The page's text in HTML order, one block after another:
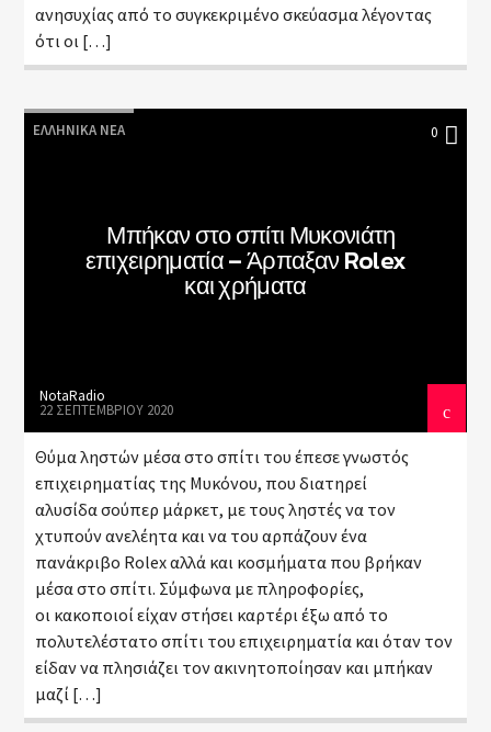
ανησυχίας από το συγκεκριμένο σκεύασμα λέγοντας
ότι οι […]
ΕΛΛΗΝΙΚΆ ΝΈΑ 0
Μπήκαν στο σπίτι Μυκονιάτη
επιχειρηματία – Άρπαξαν Rolex
και χρήματα
NotaRadio
22 ΣΕΠΤΕΜΒΡΊΟΥ 2020
Θύμα ληστών μέσα στο σπίτι του έπεσε γνωστός
επιχειρηματίας της Μυκόνου, που διατηρεί
αλυσίδα σούπερ μάρκετ, με τους ληστές να τον
χτυπούν ανελέητα και να του αρπάζουν ένα
πανάκριβο Rolex αλλά και κοσμήματα που βρήκαν
μέσα στο σπίτι. Σύμφωνα με πληροφορίες,
οι κακοποιοί είχαν στήσει καρτέρι έξω από το
πολυτελέστατο σπίτι του επιχειρηματία και όταν τον
είδαν να πλησιάζει τον ακινητοποίησαν και μπήκαν
μαζί […]